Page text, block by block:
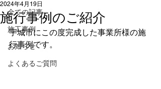
全ての記事
施工事例
お知らせ
よくあるご質問
施行事例のご紹介
2024年4月19日
宇城市にこの度完成した事業所様の施
行事例です。